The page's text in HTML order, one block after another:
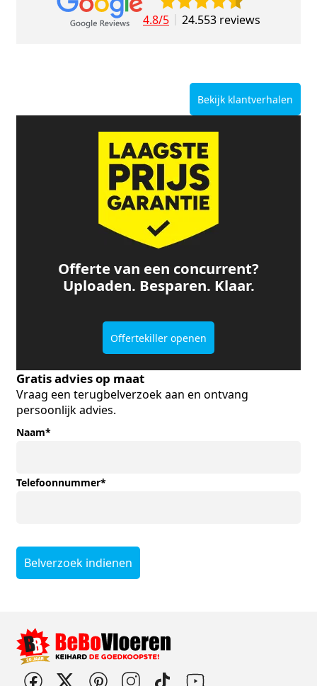
4.8/5 24.553 reviews
Bekijk klantverhalen
Offerte van een concurrent?
Uploaden. Besparen. Klaar.
Offertekiller openen
Gratis advies op maat
Vraag een terugbelverzoek aan en ontvang
persoonlijk advies.
Naam*
Telefoonnummer*
Belverzoek indienen